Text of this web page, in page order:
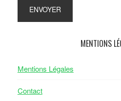
MENTIONS
Mentions Légales
Contact